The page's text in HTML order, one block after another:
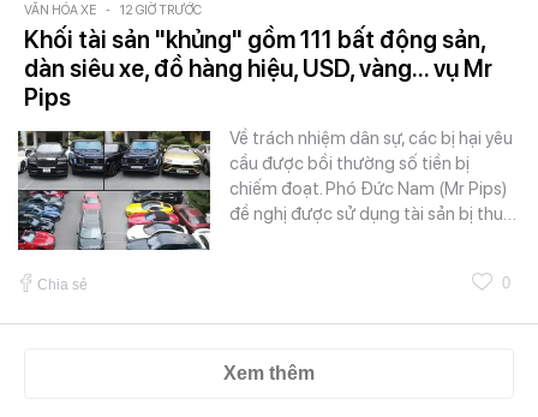
VĂN HÓA XE - 12 GIỜ TRƯỚC
Khối tài sản "khủng" gồm 111 bất động sản,
dàn siêu xe, đồ hàng hiệu, USD, vàng... vụ Mr
Pips
Về trách nhiệm dân sự, các bị hại yêu
cầu được bồi thường số tiền bị
chiếm đoạt. Phó Đức Nam (Mr Pips)
đề nghị được sử dụng tài sản bị thu…
Chia sẻ 0
Xem thêm